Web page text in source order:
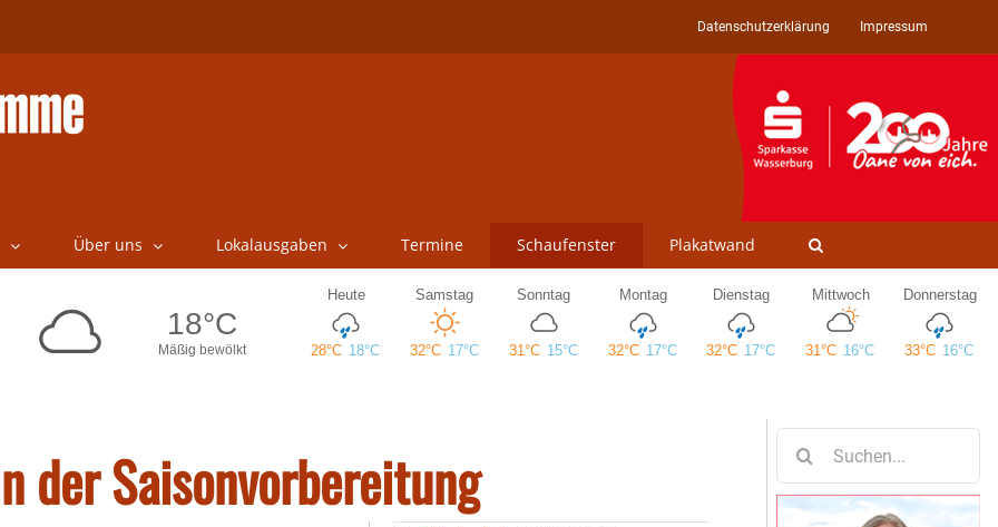
Datenschutzerklärung Impressum
Über uns Lokalausgaben Termine Schaufenster Plakatwand
der Saisonvorbereitung
nach: